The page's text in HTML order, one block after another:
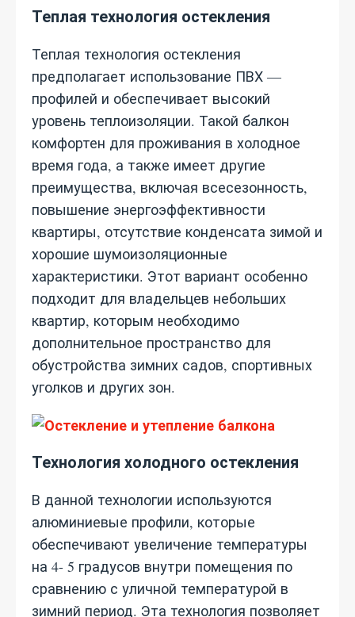
Теплая технология остекления
Теплая технология остекления
предполагает использование ПВХ —
профилей и обеспечивает высокий
уровень теплоизоляции. Такой балкон
комфортен для проживания в холодное
время года, а также имеет другие
преимущества, включая всесезонность,
повышение энергоэффективности
квартиры, отсутствие конденсата зимой и
хорошие шумоизоляционные
характеристики. Этот вариант особенно
подходит для владельцев небольших
квартир, которым необходимо
дополнительное пространство для
обустройства зимних садов, спортивных
уголков и других зон.
Технология холодного остекления
В данной технологии используются
алюминиевые профили, которые
обеспечивают увеличение температуры
на 4- 5 градусов внутри помещения по
сравнению с уличной температурой в
зимний период. Эта технология позволяет